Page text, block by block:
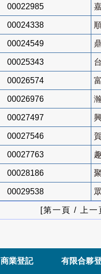
00022985
00024338
00024549
00025343
00026574
00026976
00027497
00027546
00027763
00028186
00029538
[第一頁 / 上一
商業登記 有限合夥